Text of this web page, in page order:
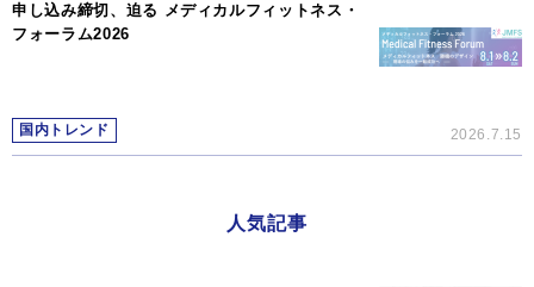
申し込み締切、迫る メディカルフィットネス・
フォーラム2026
国内トレンド 2026.7.15
人気記事